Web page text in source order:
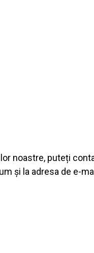
noastre, puteți
și la adresa de e-